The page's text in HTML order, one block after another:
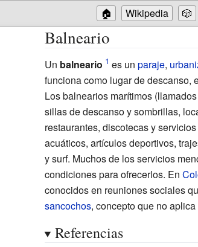
🏠 Wikipedia 🎲
Balneario
Un balneario es un paraje,
funciona como lugar de descanso,
Los balnearios marítimos (llamados
sillas de descanso y sombrillas,
restaurantes, discotecas y
acuáticos, artículos deportivos,
y surf. Muchos de los servicios
condiciones para ofrecerlos. En
conocidos en reuniones sociales
sancochos, concepto que no
Referencias